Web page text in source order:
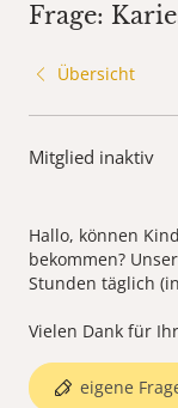
Frage:
Übersicht
Mitglied inaktiv
Hallo, können
bekommen?
Stunden täglich
Vielen Dank für
eigene